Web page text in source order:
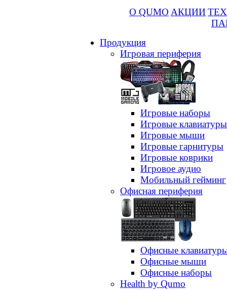
О QUMO АКЦИИ
Продукция
Игровая периферия
Игровые наборы
Игровые клавиатуры
Игровые мыши
Игровые гарнитуры
Игровые коврики
Игровое аудио
Мобильный гейминг
Офисная периферия
Офисные
Офисные мыши
Офисные наборы
Health by Qumo